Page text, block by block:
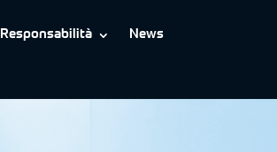
Responsabilità News